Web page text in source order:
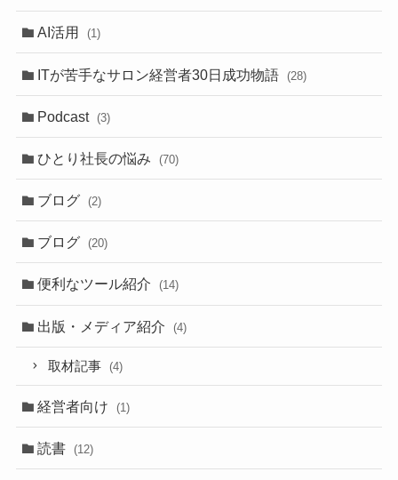
AI活用 (1)
ITが苦手なサロン経営者30日成功物語 (28)
Podcast (3)
ひとり社長の悩み (70)
ブログ (2)
ブログ (20)
便利なツール紹介 (14)
出版・メディア紹介 (4)
取材記事 (4)
経営者向け (1)
読書 (12)